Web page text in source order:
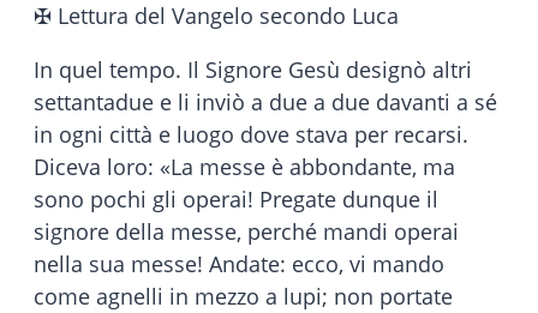
✠ Lettura del Vangelo secondo Luca
In quel tempo. Il Signore Gesù designò altri
settantadue e li inviò a due a due davanti a sé
in ogni città e luogo dove stava per recarsi.
Diceva loro: «La messe è abbondante, ma
sono pochi gli operai! Pregate dunque il
signore della messe, perché mandi operai
nella sua messe! Andate: ecco, vi mando
come agnelli in mezzo a lupi; non portate